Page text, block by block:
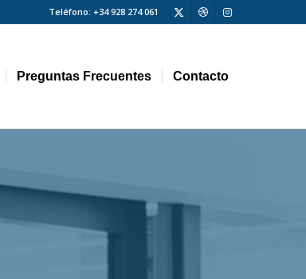
Teléfono: +34 928 274 061
Preguntas Frecuentes Contacto